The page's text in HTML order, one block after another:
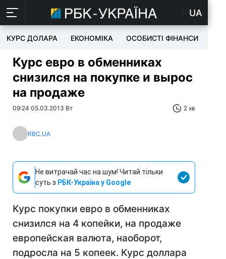
UA
КУРС ДОЛАРА ЕКОНОМІКА ОСОБИСТІ ФІНАНСИ
Курс евро в обменниках
снизился на покупке и вырос
на продаже
09:24 05.03.2013 Вт 2 хв
RBC.UA
Не витрачай час на шум! Читай тільки
суть з РБК-Україна у Google
Курс покупки евро в обменниках
снизился на 4 копейки, на продаже
европейская валюта, наоборот,
подросла на 5 копеек. Курс доллара